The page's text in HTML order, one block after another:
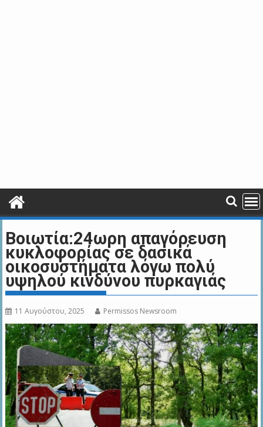
Βοιωτία:24ωρη απαγόρευση
κυκλοφορίας σε δασικά
οικοσυστήματα λόγω πολύ
υψηλού κινδύνου πυρκαγιάς
11 Αυγούστου, 2025 Permissos Newsroom